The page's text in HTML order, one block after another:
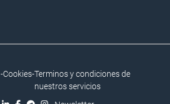
-Cookies-Terminos y condiciones de
nuestros servicios